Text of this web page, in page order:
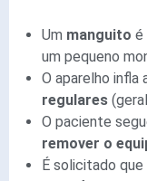
Um manguito é
um pequeno
O aparelho
regulares
O paciente
remover o
É solicitado